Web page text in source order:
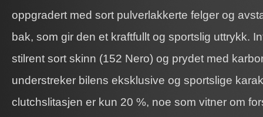
oppgradert med sort pulverlakkerte felger og
bak, som gir den et kraftfullt og sportslig uttrykk.
stilrent sort skinn (152 Nero) og prydet med
understreker bilens eksklusive og sportslige
clutchslitasjen er kun 20 %, noe som vitner om